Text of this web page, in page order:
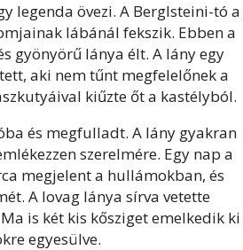
legenda övezi. A Berglsteini-tó a
lábánál fekszik. Ebben a
gyönyörű lánya élt. A lány egy
aki nem tűnt megfelelőnek a
kiűzte őt a kastélyból.
és megfulladt. A lány gyakran
szerelmére. Egy nap a
megjelent a hullámokban, és
A lovag lánya sírva vetette
is két kis kősziget emelkedik ki
egyesülve.